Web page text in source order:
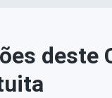
deste